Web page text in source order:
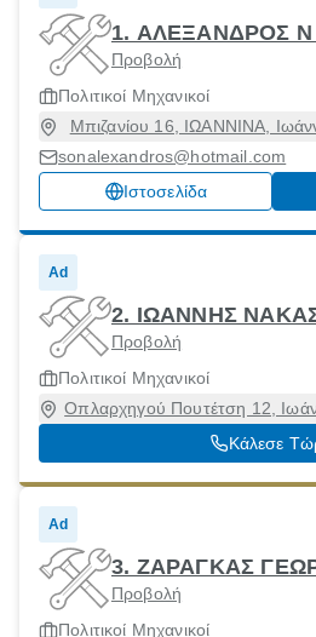
1. ΑΛΕΞΑΝΔΡΟΣ
Προβολή
Πολιτικοί Μηχανικοί
Μπιζανίου 16, ΙΩΑΝΝΙΝΑ,
45221
sonalexandros@hotmail.com
Ιστοσελίδα
Ad
2. ΙΩΑΝΝΗΣ
Προβολή
Πολιτικοί Μηχανικοί
Οπλαρχηγού Πουτέτση 12,
45333
Κάλεσε
Ad
3. ΖΑΡΑΓΚΑΣ
Προβολή
Πολιτικοί Μηχανικοί